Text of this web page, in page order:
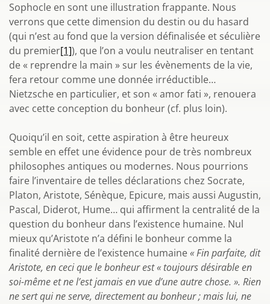
Sophocle en sont une illustration frappante. Nous
verrons que cette dimension du destin ou du hasard
(qui n’est au fond que la version définalisée et séculière
du premier[1]), que l’on a voulu neutraliser en tentant
de « reprendre la main » sur les évènements de la vie,
fera retour comme une donnée irréductible…
Nietzsche en particulier, et son « amor fati », renouera
avec cette conception du bonheur (cf. plus loin).
Quoiqu’il en soit, cette aspiration à être heureux
semble en effet une évidence pour de très nombreux
philosophes antiques ou modernes. Nous pourrions
faire l’inventaire de telles déclarations chez Socrate,
Platon, Aristote, Sénèque, Epicure, mais aussi Augustin,
Pascal, Diderot, Hume… qui affirment la centralité de la
question du bonheur dans l’existence humaine. Nul
mieux qu’Aristote n’a défini le bonheur comme la
finalité dernière de l’existence humaine« Fin parfaite, dit
Aristote, en ceci que le bonheur est « toujours désirable en
soi-même et ne l’est jamais en vue d’une autre chose. ». Rien
ne sert qui ne serve, directement au bonheur ; mais lui, ne